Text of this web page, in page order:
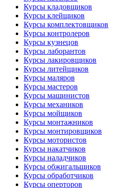
Курсы кладовщиков
Курсы клейщиков
Курсы комплектовщиков
Курсы контролеров
Курсы кузнецов
Курсы лаборантов
Курсы лакировщиков
Курсы литейщиков
Курсы маляров
Курсы мастеров
Курсы машинистов
Курсы механиков
Курсы мойщиков
Курсы монтажников
Курсы монтировщиков
Курсы мотористов
Курсы накатчиков
Курсы наладчиков
Курсы обжигальщиков
Курсы обработчиков
Курсы оперторов